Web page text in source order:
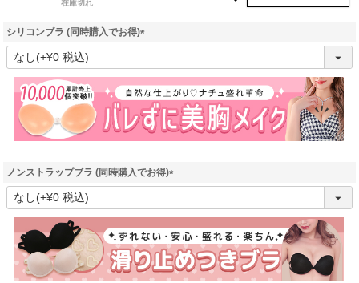
在庫切れ
シリコンブラ (同時購入でお得)
(
須
)
ノンストラップブラ (同時購入でお得)
(
須
)